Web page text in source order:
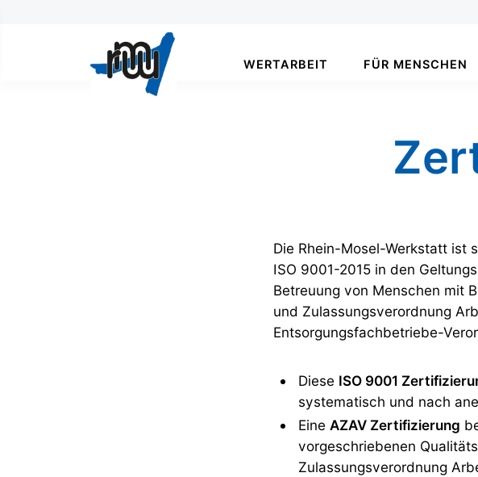
WERTARBEIT FÜR MENSCHEN
Die Rhein-Mosel-Werkstatt ist
ISO 9001-2015 in den
Betreuung von Menschen mit
und Zulassungsverordnung
Entsorgungsfachbetriebe-
Diese ISO 9001
systematisch und nach
Eine AZAV Zertifizierung
vorgeschriebenen
Zulassungsverordnung